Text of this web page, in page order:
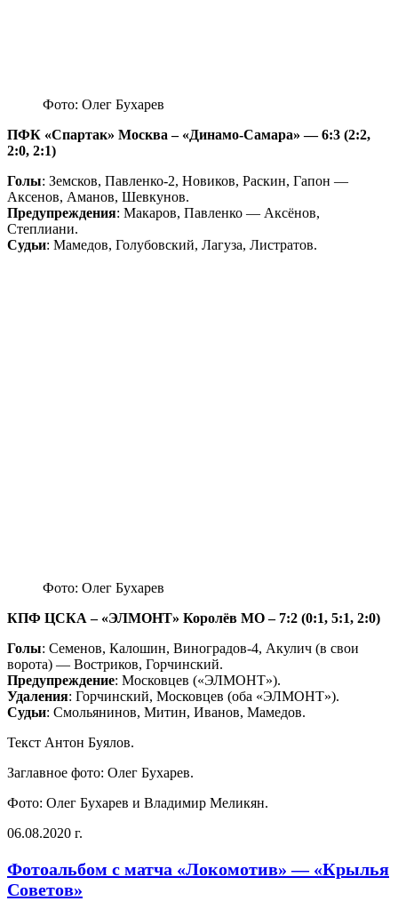
Фото: Олег Бухарев
ПФК «Спартак» Москва – «Динамо-Самара» — 6:3 (2:2,
2:0, 2:1)
Голы: Земсков, Павленко-2, Новиков, Раскин, Гапон —
Аксенов, Аманов, Шевкунов.
Предупреждения: Макаров, Павленко — Аксёнов,
Степлиани.
Судьи: Мамедов, Голубовский, Лагуза, Листратов.
Фото: Олег Бухарев
КПФ ЦСКА – «ЭЛМОНТ» Королёв МО – 7:2 (0:1, 5:1, 2:0)
Голы: Семенов, Калошин, Виноградов-4, Акулич (в свои
ворота) — Востриков, Горчинский.
Предупреждение: Московцев («ЭЛМОНТ»).
Удаления: Горчинский, Московцев (оба «ЭЛМОНТ»).
Судьи: Смольянинов, Митин, Иванов, Мамедов.
Текст Антон Буялов.
Заглавное фото: Олег Бухарев.
Фото: Олег Бухарев и Владимир Меликян.
06.08.2020 г.
Фотоальбом с матча «Локомотив» — «Крылья
Советов»